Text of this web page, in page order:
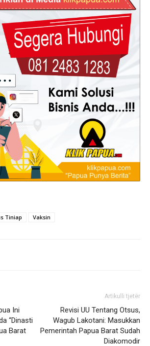
Tiniap Vaksin
Ini
“Dinasti
Barat
Artikulli tjetër
Revisi UU Tentang Otsus,
Wagub Lakotani: Masukkan
Pemerintah Papua Barat Sudah
Diakomodir